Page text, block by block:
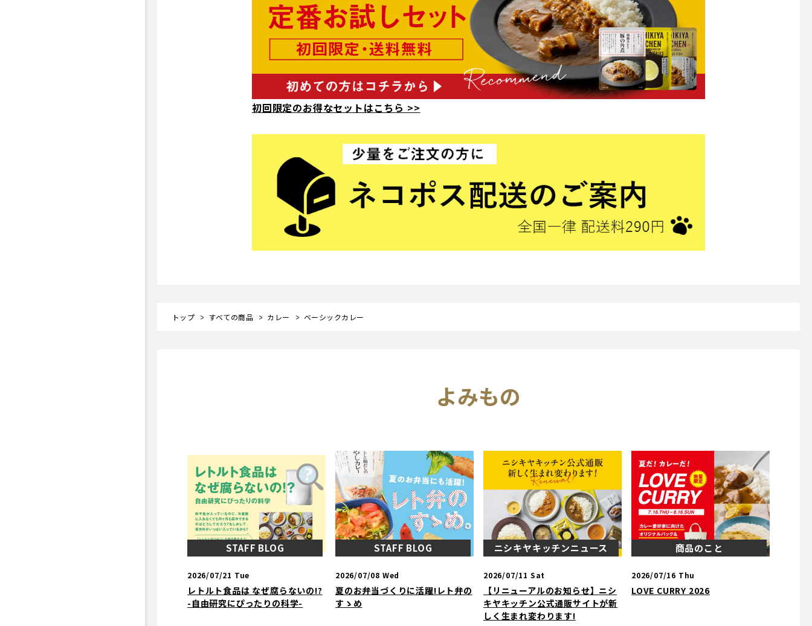
初回限定のお得なセットはこちら >>
トップ すべての商品 カレー ベーシックカレー
よみもの
STAFF BLOG
2026/07/21 Tue
レトルト食品は なぜ腐らないの!?
-自由研究にぴったりの科学-
STAFF BLOG
2026/07/08 Wed
夏のお弁当づくりに活躍!レト弁の
すゝめ
ニシキヤキッチンニュース
2026/07/11 Sat
【リニューアルのお知らせ】ニシ
キヤキッチン公式通販サイトが新
しく生まれ変わります!
商品のこと
2026/07/16 Thu
LOVE CURRY 2026